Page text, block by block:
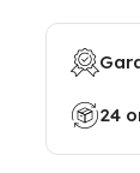
24